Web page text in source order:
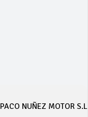
PACO NUÑEZ MOTOR S.L